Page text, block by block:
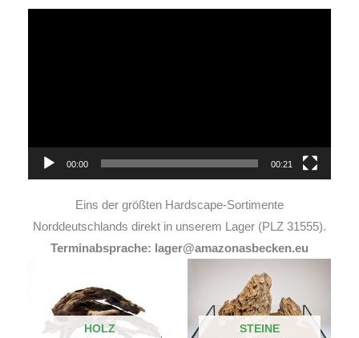
00:00 00:21
Eins der größten Hardscape-Sortimente
Norddeutschlands direkt in unserem Lager (PLZ 31555).
Terminabsprache: lager@amazonasbecken.eu
HOLZ STEINE